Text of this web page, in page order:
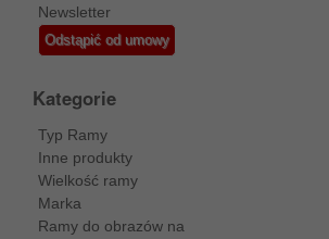
Newsletter
Odstąpić od umowy
Kategorie
Typ Ramy
Inne produkty
Wielkość ramy
Marka
Ramy do obrazów na